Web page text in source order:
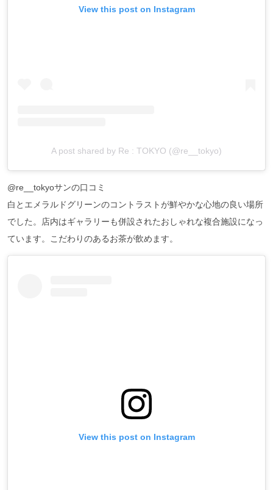
View this post on Instagram
A post shared by Re : TOKYO (@re__tokyo)
@re__tokyoサンの口コミ
白とエメラルドグリーンのコントラストが鮮やかな心地の良い場所
でした。店内はギャラリーも併設されたおしゃれな複合施設になっ
ています。こだわりのあるお茶が飲めます。
View this post on Instagram